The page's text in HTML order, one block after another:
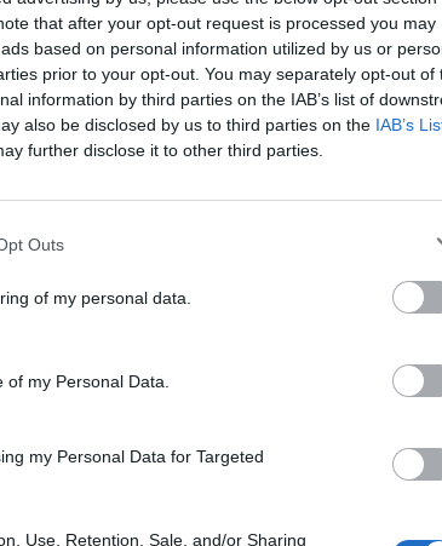
that after your opt-out request is processed you may
based on personal information utilized by us or
prior to your opt-out. You may separately opt-out of
information by third parties on the IAB’s list of
also be disclosed by us to third parties on the IAB’s
further disclose it to other third parties.
Outs
of my personal data.
my Personal Data.
my Personal Data for Targeted
Use, Retention, Sale, and/or Sharing